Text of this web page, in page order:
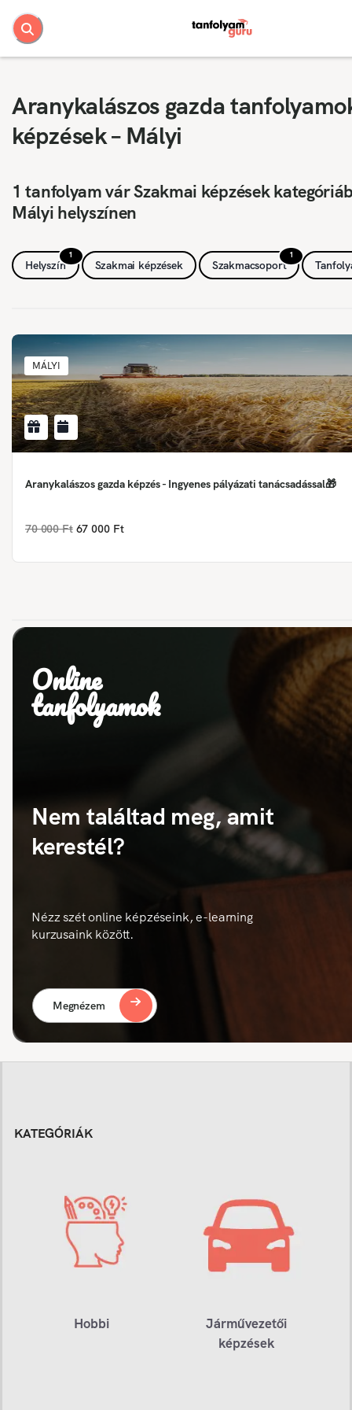
Aranykalászos gazda
képzések – Mályi
1 tanfolyam vár Szakmai képzések
Mályi helyszínen
1
Helyszín Szakmai képzések
1
Szakmacsoport
MÁLYI
Aranykalászos gazda képzés - Ingyenes pályázati tanácsadással🎁
70 000 Ft 67 000 Ft
Online
tanfolyamok
Nem találtad meg, amit
kerestél?
Nézz szét online képzéseink, e-learning
kurzusaink között.
Megnézem
KATEGÓRIÁK
Hobbi
Járművezetői
képzések